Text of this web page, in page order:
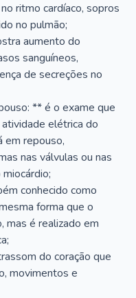
ritmo cardíaco, sopros
no pulmão;
aumento do
sanguíneos,
de secreções no
** é o exame que
elétrica do
em repouso,
nas válvulas ou nas
conhecido como
forma que o
mas é realizado em
do coração que
movimentos e